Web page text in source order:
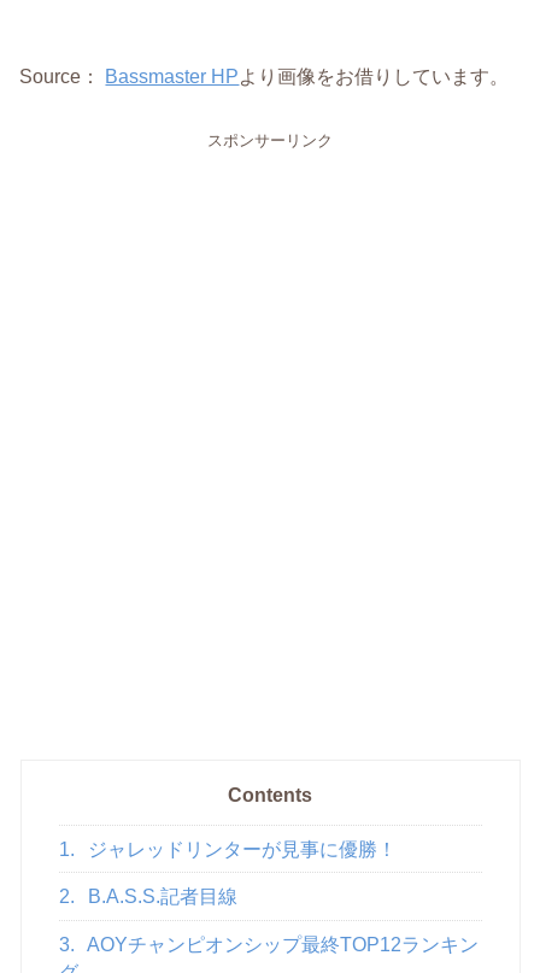
Source： Bassmaster HPより画像をお借りしています。
スポンサーリンク
Contents
1. ジャレッドリンターが見事に優勝！
2. B.A.S.S.記者目線
3.
AOYチャンピオンシップ最終TOP12ランキン